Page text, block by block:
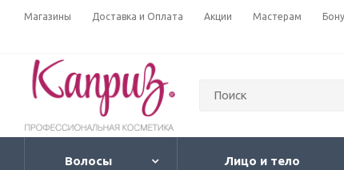
Магазины Доставка и Оплата Акции Мастерам
Волосы Лицо и тело